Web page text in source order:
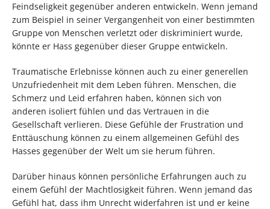
Feindseligkeit gegenüber anderen entwickeln. Wenn jemand
zum Beispiel in seiner Vergangenheit von einer bestimmten
Gruppe von Menschen verletzt oder diskriminiert wurde,
könnte er Hass gegenüber dieser Gruppe entwickeln.
Traumatische Erlebnisse können auch zu einer generellen
Unzufriedenheit mit dem Leben führen. Menschen, die
Schmerz und Leid erfahren haben, können sich von
anderen isoliert fühlen und das Vertrauen in die
Gesellschaft verlieren. Diese Gefühle der Frustration und
Enttäuschung können zu einem allgemeinen Gefühl des
Hasses gegenüber der Welt um sie herum führen.
Darüber hinaus können persönliche Erfahrungen auch zu
einem Gefühl der Machtlosigkeit führen. Wenn jemand das
Gefühl hat, dass ihm Unrecht widerfahren ist und er keine